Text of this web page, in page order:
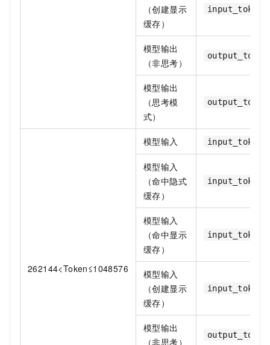
（创建显示
缓存）
模型输出
（非思考）
模型输出
（思考模
式）
262144<Token≤1048576
模型输入
模型输入
（命中隐式
缓存）
模型输入
（命中显示
缓存）
模型输入
（创建显示
缓存）
模型输出
（非思考）